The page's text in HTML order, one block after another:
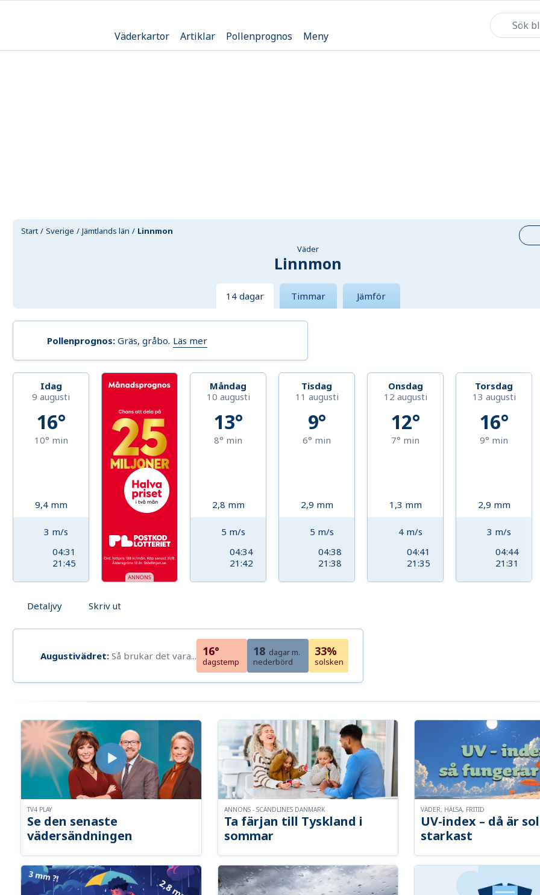
Väderkartor Artiklar Pollenprognos Meny
Start Sverige Jämtlands län
Linnmon
Väder
Linnmon
14 dagar Timmar Jämför
Pollenprognos: Gräs, gråbo. Läs mer
Idag
9 augusti
16°
10° min
9,4 mm
3 m/s
04:31
21:45
Måndag
10 augusti
13°
8° min
2,8 mm
5 m/s
04:34
21:42
Tisdag
11 augusti
9°
6° min
2,9 mm
5 m/s
04:38
21:38
Onsdag
12 augusti
12°
7° min
1,3 mm
4 m/s
04:41
21:35
Torsdag
13 augusti
16°
9° min
2,9 mm
3 m/s
04:44
21:31
Detaljvy Skriv ut
Augustivädret: Så brukar det vara... 16°
dagstemp
18 dagar m.
nederbörd
33%
solsken
Se den senaste
vädersändningen
TV4 PLAY
Ta färjan till Tyskland i
sommar
ANNONS - SCANDLINES DANMARK
UV-index – då är
starkast
VÄDER, HÄLSA, FRITID